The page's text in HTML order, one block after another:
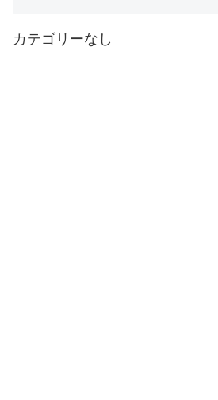
カテゴリーなし